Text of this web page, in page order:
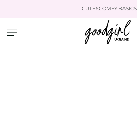
CUTE&COMFY BASICS